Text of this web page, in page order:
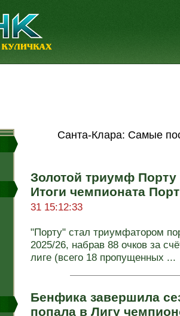
Санта-Клара: Самые
Золотой триумф
Итоги чемпионата
31 15:12:33
"Порту" стал триумфатором
2025/26, набрав 88 очков за
лиге (всего 18 пропущенных ...
Бенфика завершила
попала в Лигу